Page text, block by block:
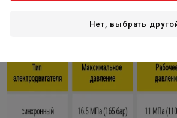
Нет, выбрать